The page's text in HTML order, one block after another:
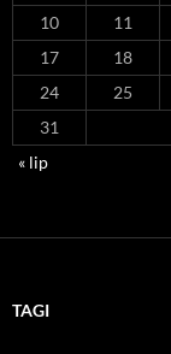
10
11
17
18
24
25
31
« lip
TAGI